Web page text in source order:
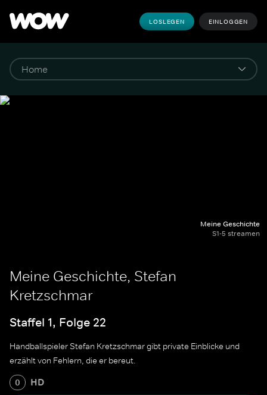
LOSLEGEN EINLOGGEN
Meine Geschichte
S1-5 streamen
Meine Geschichte, Stefan
Kretzschmar
Staffel 1, Folge 22
Handballspieler Stefan Kretzschmar gibt private Einblicke und
erzählt von Fehlern, die er bereut.
0 HD